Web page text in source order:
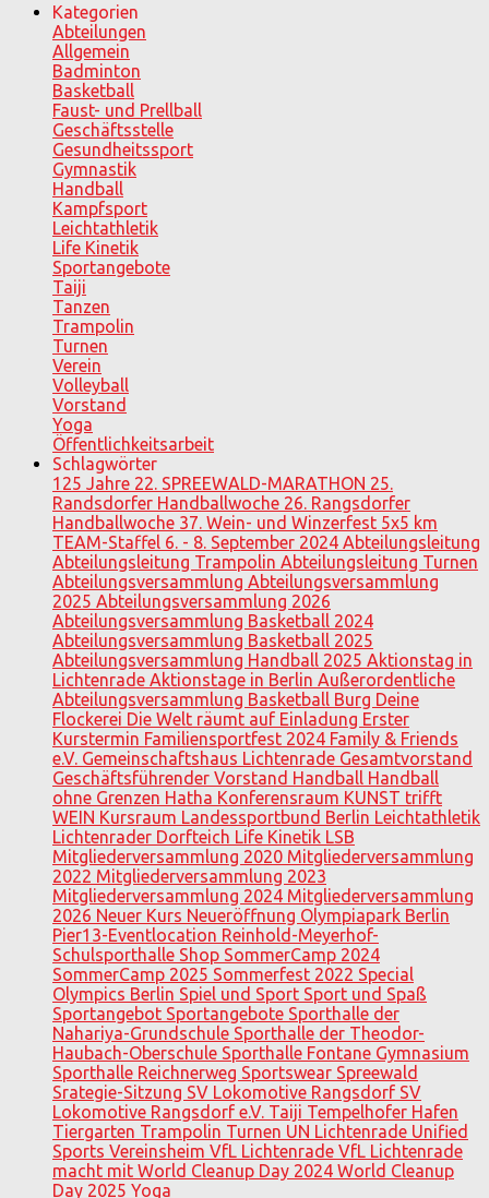
Kategorien
Abteilungen
Allgemein
Badminton
Basketball
Faust- und Prellball
Geschäftsstelle
Gesundheitssport
Gymnastik
Handball
Kampfsport
Leichtathletik
Life Kinetik
Sportangebote
Taiji
Tanzen
Trampolin
Turnen
Verein
Volleyball
Vorstand
Yoga
Öffentlichkeitsarbeit
Schlagwörter
125 Jahre 22. SPREEWALD-MARATHON 25.
Randsdorfer Handballwoche 26. Rangsdorfer
Handballwoche 37. Wein- und Winzerfest 5x5 km
TEAM-Staffel 6. - 8. September 2024 Abteilungsleitung
Abteilungsleitung Trampolin Abteilungsleitung Turnen
Abteilungsversammlung Abteilungsversammlung
2025 Abteilungsversammlung 2026
Abteilungsversammlung Basketball 2024
Abteilungsversammlung Basketball 2025
Abteilungsversammlung Handball 2025 Aktionstag in
Lichtenrade Aktionstage in Berlin Außerordentliche
Abteilungsversammlung Basketball Burg Deine
Flockerei Die Welt räumt auf Einladung Erster
Kurstermin Familiensportfest 2024 Family & Friends
e.V. Gemeinschaftshaus Lichtenrade Gesamtvorstand
Geschäftsführender Vorstand Handball Handball
ohne Grenzen Hatha Konferensraum KUNST trifft
WEIN Kursraum Landessportbund Berlin Leichtathletik
Lichtenrader Dorfteich Life Kinetik LSB
Mitgliederversammlung 2020 Mitgliederversammlung
2022 Mitgliederversammlung 2023
Mitgliederversammlung 2024 Mitgliederversammlung
2026 Neuer Kurs Neueröffnung Olympiapark Berlin
Pier13-Eventlocation Reinhold-Meyerhof-
Schulsporthalle Shop SommerCamp 2024
SommerCamp 2025 Sommerfest 2022 Special
Olympics Berlin Spiel und Sport Sport und Spaß
Sportangebot Sportangebote Sporthalle der
Nahariya-Grundschule Sporthalle der Theodor-
Haubach-Oberschule Sporthalle Fontane Gymnasium
Sporthalle Reichnerweg Sportswear Spreewald
Srategie-Sitzung SV Lokomotive Rangsdorf SV
Lokomotive Rangsdorf e.V. Taiji Tempelhofer Hafen
Tiergarten Trampolin Turnen UN Lichtenrade Unified
Sports Vereinsheim VfL Lichtenrade VfL Lichtenrade
macht mit World Cleanup Day 2024 World Cleanup
Day 2025 Yoga